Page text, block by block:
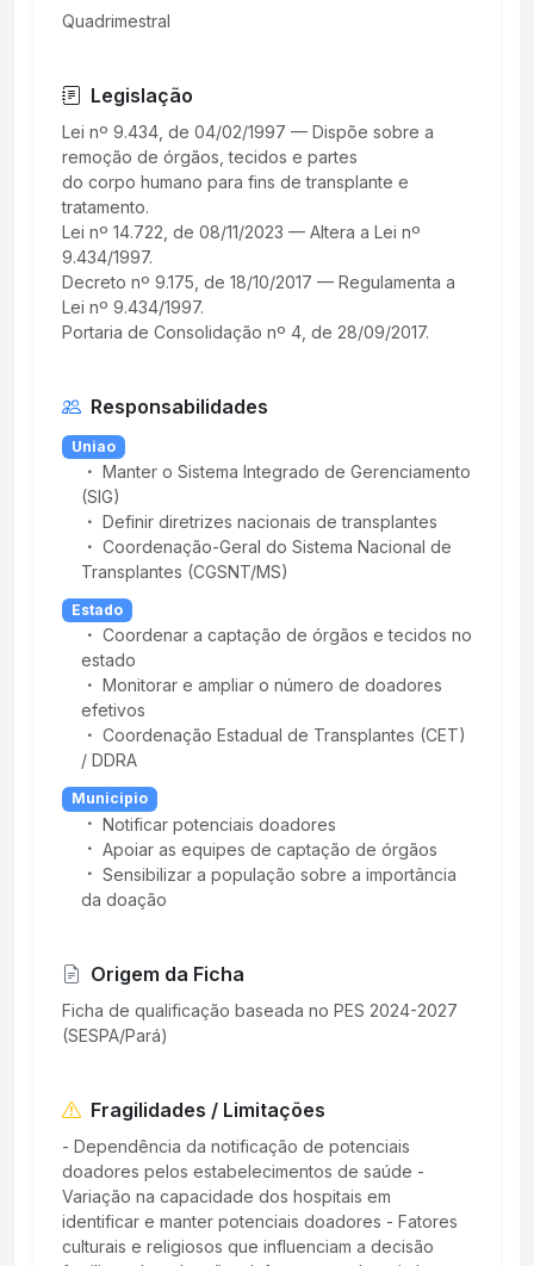
Quadrimestral
Legislação
Lei nº 9.434, de 04/02/1997 — Dispõe sobre a
remoção de órgãos, tecidos e partes
do corpo humano para fins de transplante e
tratamento.
Lei nº 14.722, de 08/11/2023 — Altera a Lei nº
9.434/1997.
Decreto nº 9.175, de 18/10/2017 — Regulamenta a
Lei nº 9.434/1997.
Responsabilidades
Uniao
Manter o Sistema Integrado de Gerenciamento
(SIG)
Definir diretrizes nacionais de transplantes
Coordenação-Geral do Sistema Nacional de
Transplantes (CGSNT/MS)
Estado
Coordenar a captação de órgãos e tecidos no
estado
Monitorar e ampliar o número de doadores
efetivos
Coordenação Estadual de Transplantes (CET)
/ DDRA
Municipio
Notificar potenciais doadores
Apoiar as equipes de captação de órgãos
Sensibilizar a população sobre a importância
da doação
Origem da Ficha
Ficha de qualificação baseada no PES 2024-2027
(SESPA/Pará)
Fragilidades / Limitações
- Dependência da notificação de potenciais
doadores pelos estabelecimentos de saúde -
Variação na capacidade dos hospitais em
identificar e manter potenciais doadores - Fatores
culturais e religiosos que influenciam a decisão